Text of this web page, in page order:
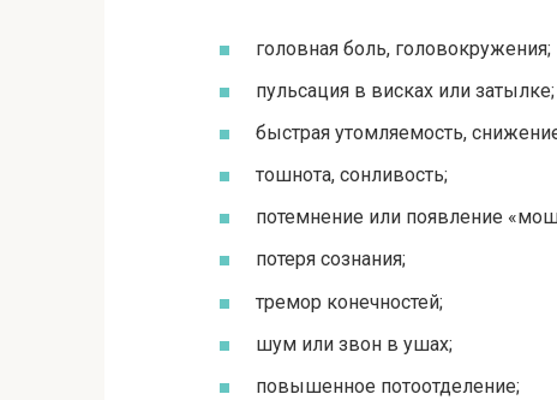
головная боль, головокружения;
пульсация в висках или затылке;
быстрая утомляемость,
тошнота, сонливость;
потемнение или появление
потеря сознания;
тремор конечностей;
шум или звон в ушах;
повышенное потоотделение;